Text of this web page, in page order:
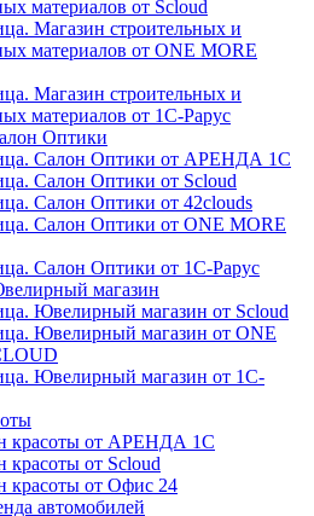
материалов от Scloud
Магазин строительных и
материалов от ONE MORE
Магазин строительных и
материалов от 1С-Рарус
Оптики
Салон Оптики от АРЕНДА 1С
Салон Оптики от Scloud
Салон Оптики от 42clouds
Салон Оптики от ONE MORE
Салон Оптики от 1С-Рарус
магазин
Ювелирный магазин от Scloud
Ювелирный магазин от ONE
Ювелирный магазин от 1С-
красоты от АРЕНДА 1С
красоты от Scloud
красоты от Офис 24
автомобилей